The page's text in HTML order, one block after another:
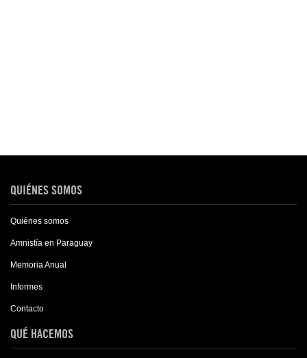
QUIÉNES SOMOS
Quiénes somos
Amnistía en Paraguay
Memoria Anual
Informes
Contacto
QUÉ HACEMOS